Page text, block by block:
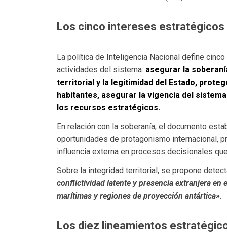
Los cinco intereses estratégicos
La política de Inteligencia Nacional define
actividades del sistema: asegurar la
territorial y la legitimidad del Estado,
habitantes, asegurar la vigencia del
los recursos estratégicos.
En relación con la soberanía, el documento
oportunidades de protagonismo internacional,
influencia externa en procesos decisionales
Sobre la integridad territorial, se propone
conflictividad latente y presencia extranjera en
marítimas y regiones de proyección antártica».
Los diez lineamientos